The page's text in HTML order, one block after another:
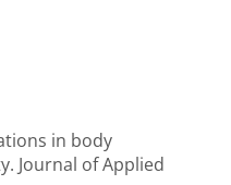
in body
Journal of Applied